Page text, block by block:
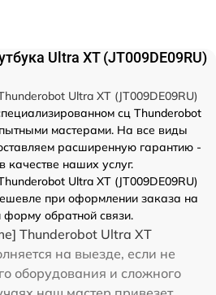
Ultra XT (JT009DE09RU)
Ultra XT (JT009DE09RU)
сц Thunderobot
мастерами. На все виды
расширенную гарантию -
качестве наших услуг.
Ultra XT (JT009DE09RU)
при оформлении заказа на
форму обратной связи.
Thunderobot Ultra XT
на выезде, если не
оборудования и сложного